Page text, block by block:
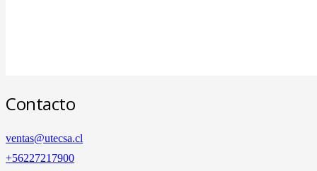
Contacto
ventas@utecsa.cl
+56227217900